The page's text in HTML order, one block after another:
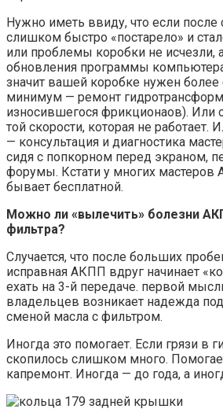
Нужно иметь ввиду, что если
слишком быстро «постарело» и
или проблемы коробки не исчезли,
обновления программы
значит вашей коробке нужен
минимум — ремонт
износившегося фрикционаов). Или
той скорости, которая не работает.
— консультация и диагностика
сидя с попкорном перед экраном,
форумы. Кстати у многих мастеров
бывает бесплатной.
Можно ли «вылечить» болезни
фильтра?
Случается, что после больших
исправная АКПП вдруг начинает
ехать на 3-й передаче. первой
владельцев возникает надежда
сменой масла с фильтром.
Иногда это помогает. Если грязи в
скопилось слишком много.
капремонт. Иногда — до года, а